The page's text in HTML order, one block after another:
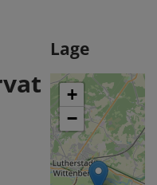
Lage
+
−